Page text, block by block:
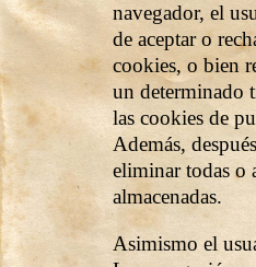
navegador, el
de aceptar o
cookies, o bien
un determinado
las cookies de
Además,
eliminar todas o
almacenadas.
Asimismo el